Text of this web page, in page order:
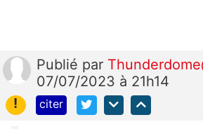
Publié par
07/07/2023 à 21h14
!
citer